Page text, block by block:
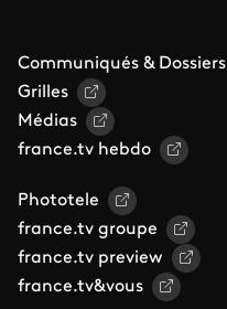
Communiqués & Dossiers
Grilles
Médias
france.tv hebdo
Phototele
france.tv groupe
france.tv preview
france.tv&vous